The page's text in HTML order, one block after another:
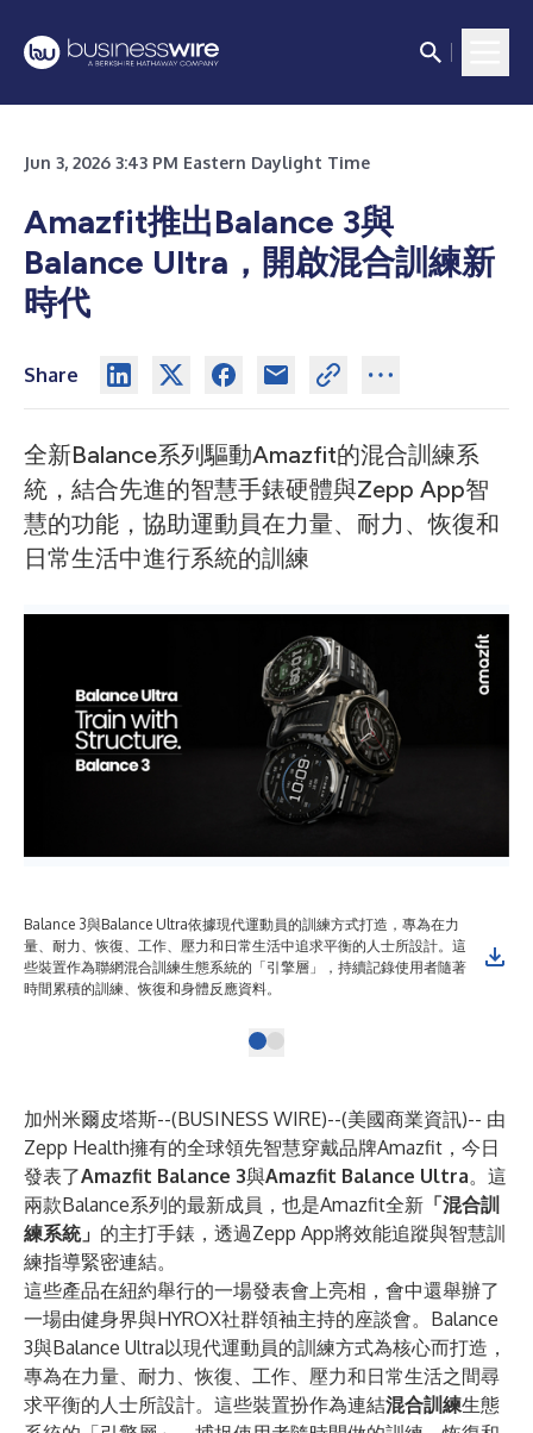
Jun 3, 2026 3:43 PM Eastern Daylight Time
Amazfit推出Balance 3與
Balance Ultra，開啟混合訓練新
時代
Share
全新Balance系列驅動Amazfit的混合訓練系
統，結合先進的智慧手錶硬體與Zepp App智
慧的功能，協助運動員在力量、耐力、恢復和
日常生活中進行系統的訓練
Balance 3與Balance Ultra依據現代運動員的訓練方式打造，專為在力
量、耐力、恢復、工作、壓力和日常生活中追求平衡的人士所設計。這
些裝置作為聯網混合訓練生態系統的「引擎層」，持續記錄使用者隨著
時間累積的訓練、恢復和身體反應資料。
加州米爾皮塔斯--(BUSINESS WIRE)--(美國商業資訊)-- 由
Zepp Health擁有的全球領先智慧穿戴品牌Amazfit，今日
發表了Amazfit Balance 3與Amazfit Balance Ultra。這
兩款Balance系列的最新成員，也是Amazfit全新 「混合訓
練系統」 的主打手錶，透過Zepp App將效能追蹤與智慧訓
練指導緊密連結。
這些產品在紐約舉行的一場發表會上亮相，會中還舉辦了
一場由健身界與HYROX社群領袖主持的座談會。Balance
3與Balance Ultra以現代運動員的訓練方式為核心而打造，
專為在力量、耐力、恢復、工作、壓力和日常生活之間尋
求平衡的人士所設計。這些裝置扮作為連結混合訓練生態